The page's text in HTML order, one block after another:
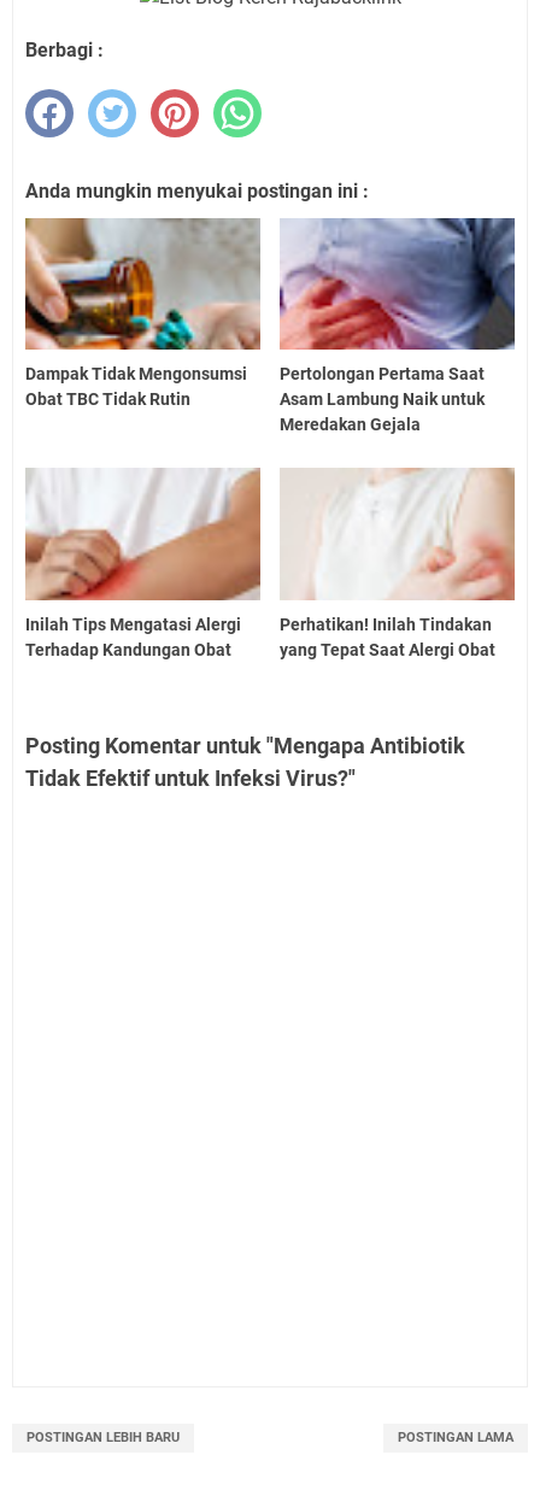
Berbagi :
Anda mungkin menyukai postingan ini :
Dampak Tidak Mengonsumsi
Obat TBC Tidak Rutin
Pertolongan Pertama Saat
Asam Lambung Naik untuk
Meredakan Gejala
Inilah Tips Mengatasi Alergi
Terhadap Kandungan Obat
Perhatikan! Inilah Tindakan
yang Tepat Saat Alergi Obat
Posting Komentar untuk "Mengapa Antibiotik
Tidak Efektif untuk Infeksi Virus?"
POSTINGAN LEBIH BARU POSTINGAN LAMA